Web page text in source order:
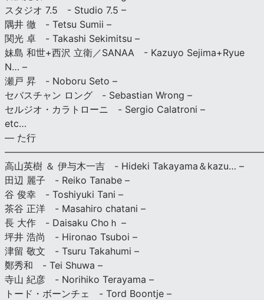
スタジオ 7.5 - Studio 7.5 –
隅井 徹 - Tetsu Sumii –
関光 卓 - Takashi Sekimitsu –
妹島 和世+西沢 立衛／SANAA - Kazuyo Sejima+Ryue
N… –
瀬戸 昇 - Noboru Seto –
セバスチャン ロング - Sebastian Wrong –
セルジオ・カラトローニ - Sergio Calatroni –
etc…
— た行
高山英樹 ＆ 伊与木一吉 - Hideki Takayama＆kazu… –
田辺 麗子 - Reiko Tanabe –
谷 俊幸 - Toshiyuki Tani –
茶谷 正洋 - Masahiro chatani –
長 大作 - Daisaku Choｈ –
坪井 浩尚 - Hironao Tsuboi –
津留 敬文 - Tsuru Takahumi –
鄭秀和 - Tei Shuwa –
寺山 紀彦 - Norihiko Terayama –
トード・ボーンチェ - Tord Boontje –